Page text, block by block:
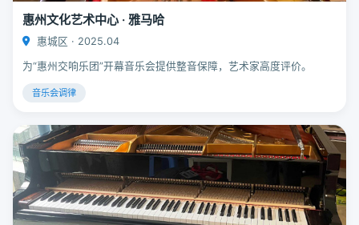
惠州文化艺术中心 · 雅马哈
惠城区 · 2025.04
为“惠州交响乐团”开幕音乐会提供整音保障，艺术家高度评价。
音乐会调律